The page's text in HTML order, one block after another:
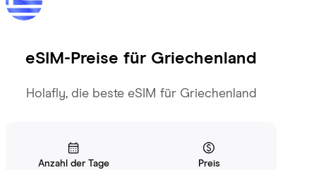
eSIM-Preise für Griechenland
Holafly, die beste eSIM für Griechenland
Anzahl der Tage Preis